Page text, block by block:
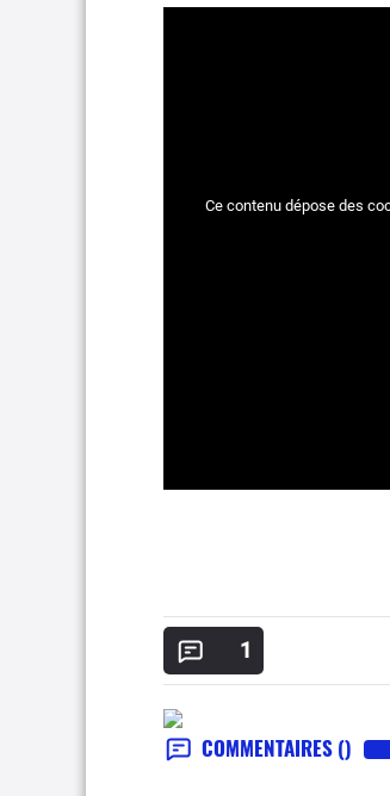
Ce contenu dépose des
1
COMMENTAIRES ()